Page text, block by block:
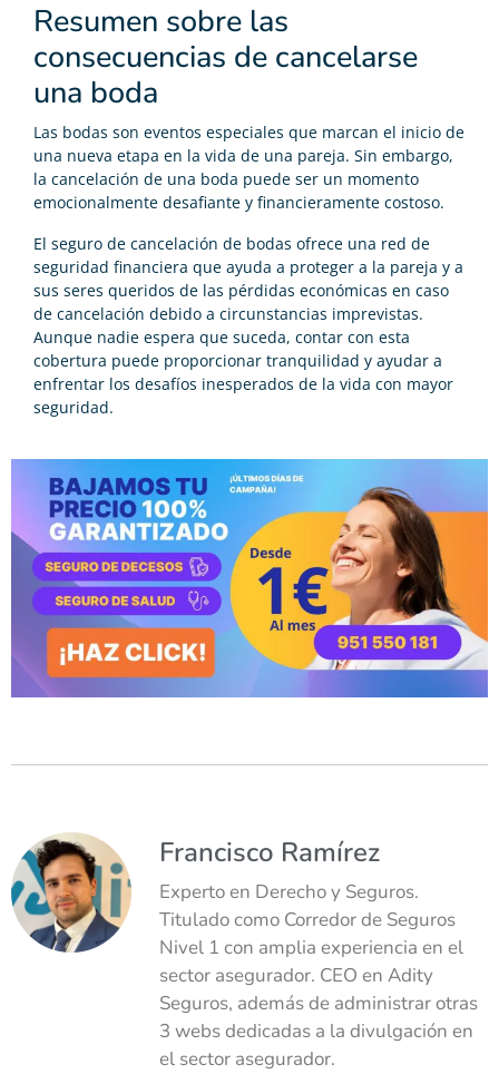
Resumen sobre las
consecuencias de cancelarse
una boda
Las bodas son eventos especiales que marcan el inicio de
una nueva etapa en la vida de una pareja. Sin embargo,
la cancelación de una boda puede ser un momento
emocionalmente desafiante y financieramente costoso.
El seguro de cancelación de bodas ofrece una red de
seguridad financiera que ayuda a proteger a la pareja y a
sus seres queridos de las pérdidas económicas en caso
de cancelación debido a circunstancias imprevistas.
Aunque nadie espera que suceda, contar con esta
cobertura puede proporcionar tranquilidad y ayudar a
enfrentar los desafíos inesperados de la vida con mayor
seguridad.
Francisco Ramírez
Experto en Derecho y Seguros.
Titulado como Corredor de Seguros
Nivel 1 con amplia experiencia en el
sector asegurador. CEO en Adity
Seguros, además de administrar otras
3 webs dedicadas a la divulgación en
el sector asegurador.